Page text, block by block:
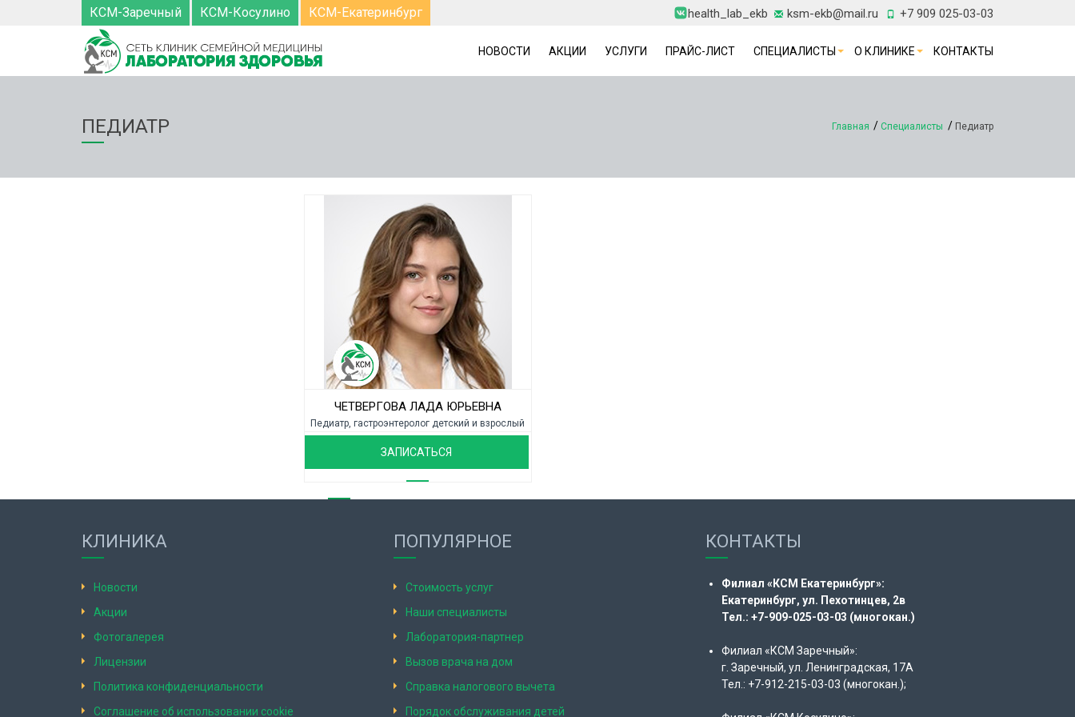
КСМ-Заречный КСМ-Косулино КСМ-Екатеринбург +7 909 025-03-03
ksm-ekb@mail.ru
health_lab_ekb
НОВОСТИ АКЦИИ УСЛУГИ ПРАЙС-ЛИСТ СПЕЦИАЛИСТЫ О КЛИНИКЕ КОНТАКТЫ
ПЕДИАТР Главная Специалисты Педиатр
ЧЕТВЕРГОВА ЛАДА ЮРЬЕВНА
Педиатр, гастроэнтеролог детский и взрослый
ЗАПИСАТЬСЯ
КЛИНИКА
Новости
Акции
Фотогалерея
Лицензии
Политика конфиденциальности
Соглашение об использовании cookie
ПОПУЛЯРНОЕ
Стоимость услуг
Наши специалисты
Лаборатория-партнер
Вызов врача на дом
Справка налогового вычета
Порядок обслуживания детей
КОНТАКТЫ
Филиал «КСМ Екатеринбург»:
Екатеринбург, ул. Пехотинцев, 2в
Тел.: +7-909-025-03-03 (многокан.)
Филиал «КСМ Заречный»:
г. Заречный, ул. Ленинградская, 17А
Тел.: +7-912-215-03-03 (многокан.);